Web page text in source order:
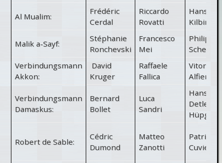
Al Mualim:
Frédéric
Cerdal
Riccardo
Rovatti
Hans-
Kilbinger
Malik a-Sayf:
Stéphanie
Ronchevski
Francesco
Mei
Philipp
Verbindungsmann
Akkon:
David
Kruger
Raffaele
Fallica
Vitorio
Alfieri
Verbindungsmann
Damaskus:
Bernard
Bollet
Luca
Sandri
Hans-
Detlef
Hüpgen
Robert de Sable:
Cédric
Dumond
Matteo
Zanotti
Patrice
Cuvier